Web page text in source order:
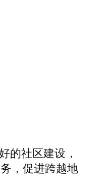
的社区建设，
，促进跨越地